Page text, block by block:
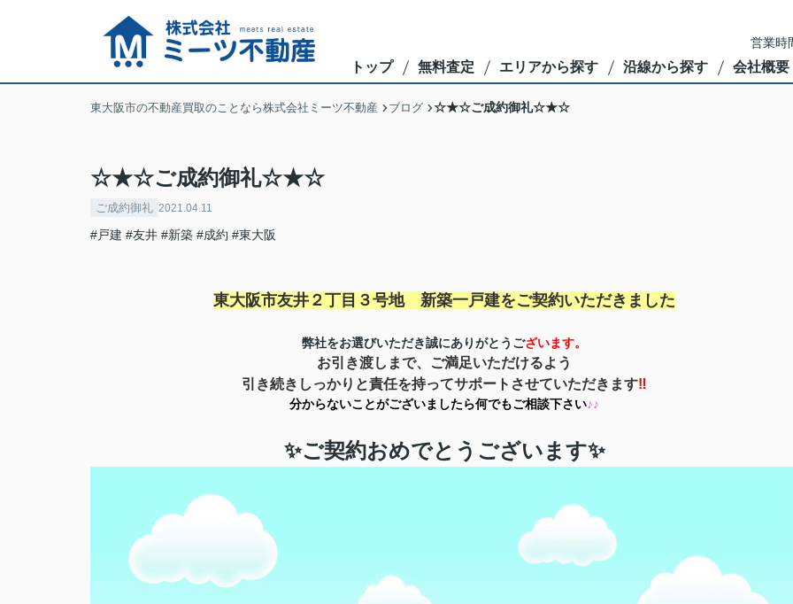
営業
トップ 無料査定 エリアから探す 沿線から探す 会社概要
東大阪市の不動産買取のことなら株式会社ミーツ不動産 ブログ ☆★☆ご成約御礼☆★☆
☆★☆ご成約御礼☆★☆
ご成約御礼 2021.04.11
#戸建 #友井 #新築 #成約 #東大阪
東大阪市友井２丁目３号地 新築一戸建をご契約いただきました
弊社をお選びいただき誠にありがとうございます。
お引き渡しまで、ご満足いただけるよう
引き続きしっかりと責任を持ってサポートさせていただきます‼
分からないことがございましたら何でもご相談下さい♪♪
✨ご契約おめでとうございます✨